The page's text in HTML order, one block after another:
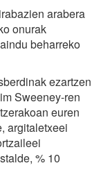
arabera
onurak
beharreko
ezartzen
Sweeney-ren
euren
argitaletxeei
% 10